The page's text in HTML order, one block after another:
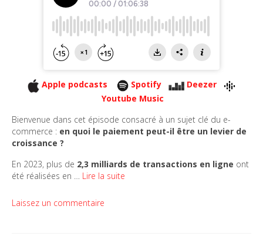
Apple podcasts Spotify
Deezer
Youtube Music
Bienvenue dans cet épisode consacré à un sujet clé du e-
commerce : en quoi le paiement peut-il être un levier de
croissance ?
En 2023, plus de 2,3 milliards de transactions en ligne ont
été réalisées en … Lire la suite
Laissez un commentaire